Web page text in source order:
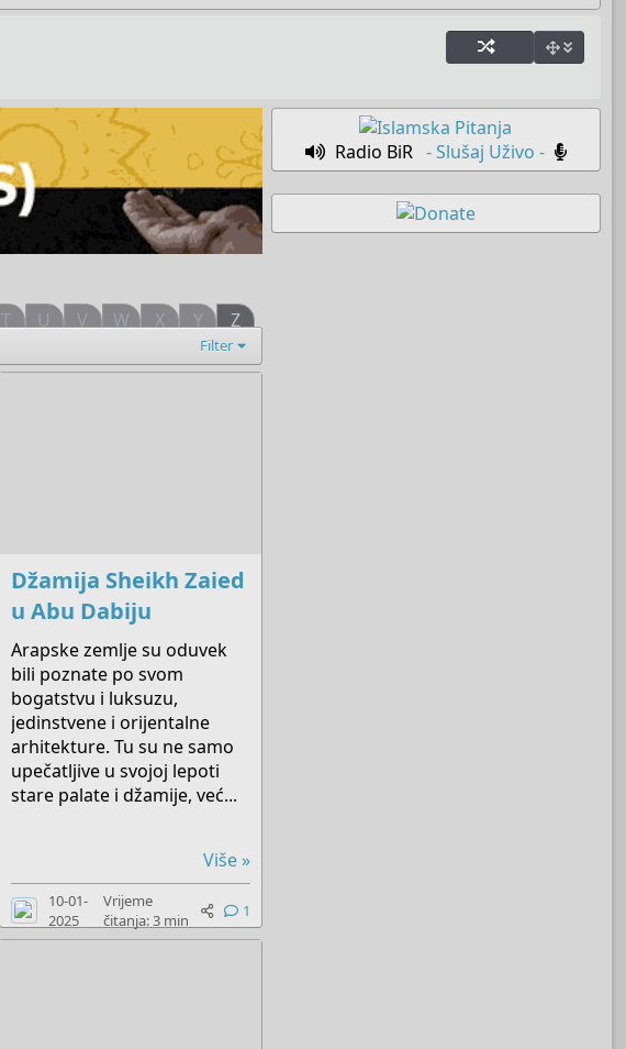
T U V W X Y Z
Filter
Džamija Sheikh Zaied
u Abu Dabiju
Arapske zemlje su oduvek
bili poznate po svom
bogatstvu i luksuzu,
jedinstvene i orijentalne
arhitekture. Tu su ne samo
upečatljive u svojoj lepoti
stare palate i džamije, već...
Više »
10-01-
2025
Vrijeme
čitanja: 3 min
1
Radio BiR - Slušaj Uživo -